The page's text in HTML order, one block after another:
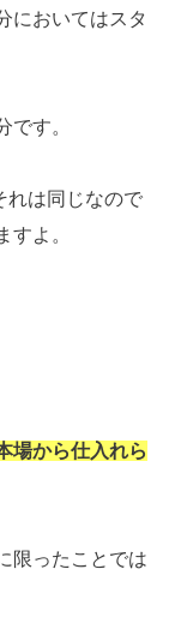
においてはスタ
です。
れは同じなので
すよ。
場から仕入れら
限ったことでは